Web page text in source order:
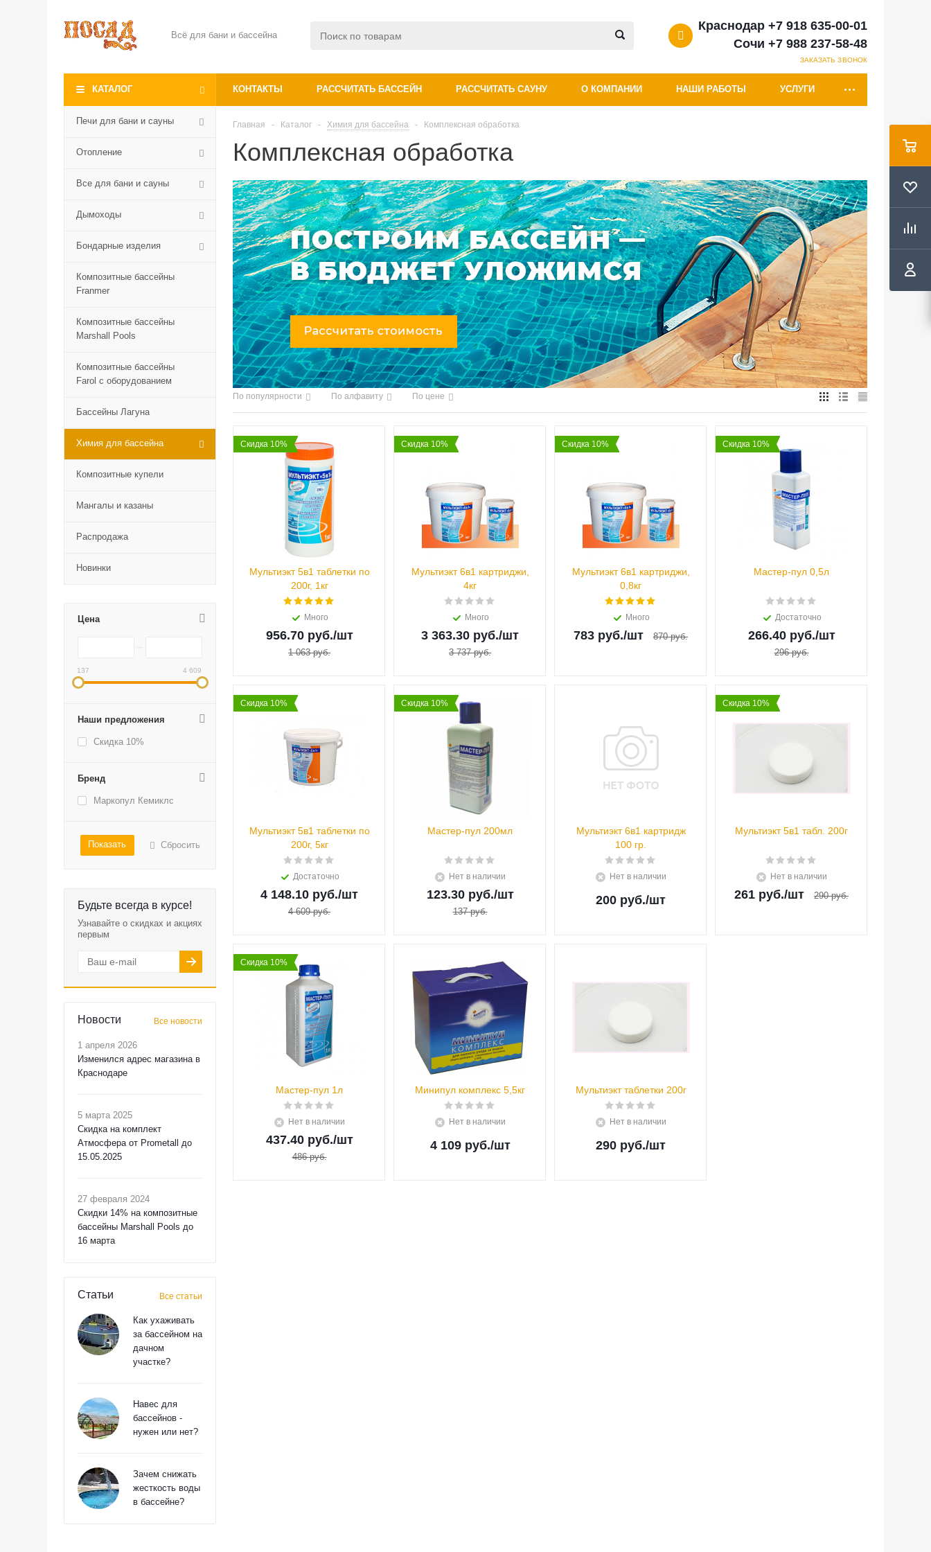
Всё для бани и бассейна
Краснодар +7 918 635-00-01
Сочи +7 988 237-58-48
ЗАКАЗАТЬ ЗВОНОК
КАТАЛОГ КОНТАКТЫ РАССЧИТАТЬ БАССЕЙН РАССЧИТАТЬ САУНУ О КОМПАНИИ НАШИ РАБОТЫ УСЛУГИ
Печи для бани и сауны
Отопление
Все для бани и сауны
Дымоходы
Бондарные изделия
Композитные бассейны
Franmer
Композитные бассейны
Marshall Pools
Композитные бассейны
Farol с оборудованием
Бассейны Лагуна
Химия для бассейна
Композитные купели
Мангалы и казаны
Распродажа
Новинки
Цена
137 4 609
Наши предложения
Скидка 10%
Бренд
Маркопул Кемиклс
Сбросить
Будьте всегда в курсе!
Узнавайте о скидках и акциях
первым
Новости Все новости
1 апреля 2026
Изменился адрес магазина в
Краснодаре
5 марта 2025
Скидка на комплект
Атмосфера от Prometall до
15.05.2025
27 февраля 2024
Скидки 14% на композитные
бассейны Marshall Pools до
16 марта
Статьи Все статьи
Как ухаживать
за бассейном на
дачном
участке?
Навес для
бассейнов -
нужен или нет?
Зачем снижать
жесткость воды
в бассейне?
Главная - Каталог - Химия для бассейна - Комплексная обработка
Комплексная обработка
По популярности По алфавиту По цене
Скидка 10%
Мультиэкт 5в1 таблетки по
200г, 1кг
Много
956.70 руб./шт
1 063 руб.
Скидка 10%
Мультиэкт 6в1 картриджи,
4кг
Много
3 363.30 руб./шт
3 737 руб.
Скидка 10%
Мультиэкт 6в1 картриджи,
0,8кг
Много
783 руб./шт 870 руб.
Скидка 10%
Мастер-пул 0,5л
Достаточно
266.40 руб./шт
296 руб.
Скидка 10%
Мультиэкт 5в1 таблетки по
200г, 5кг
Достаточно
4 148.10 руб./шт
4 609 руб.
Скидка 10%
Мастер-пул 200мл
Нет в наличии
123.30 руб./шт
137 руб.
Мультиэкт 6в1 картридж
100 гр.
Нет в наличии
200 руб./шт
Скидка 10%
Мультиэкт 5в1 табл. 200г
Нет в наличии
261 руб./шт 290 руб.
Скидка 10%
Мастер-пул 1л
Нет в наличии
437.40 руб./шт
486 руб.
Минипул комплекс 5,5кг
Нет в наличии
4 109 руб./шт
Мультиэкт таблетки 200г
Нет в наличии
290 руб./шт